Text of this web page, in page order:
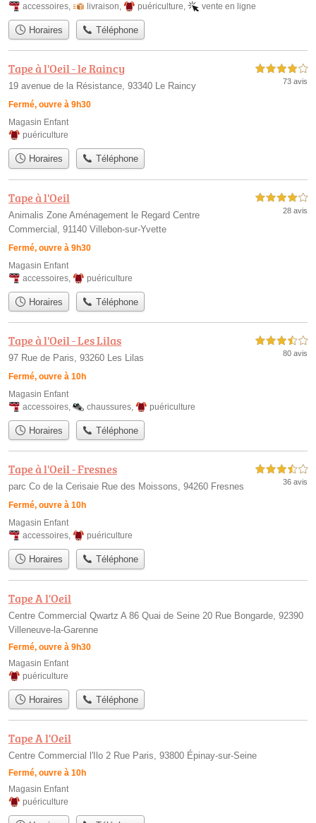
accessoires
livraison puériculture vente en ligne
Horaires Téléphone
Tape à l'Oeil - le Raincy
19 avenue de la Résistance, 93340 Le Raincy
Fermé, ouvre à 9h30
4,0 étoiles sur 5
73 avis
Magasin Enfant
puériculture
Horaires Téléphone
Tape à l'Oeil
Animalis Zone Aménagement le Regard Centre
Commercial, 91140 Villebon-sur-Yvette
Fermé, ouvre à 9h30
4,0 étoiles sur 5
28 avis
Magasin Enfant
accessoires
puériculture
Horaires Téléphone
Tape à l'Oeil - Les Lilas
97 Rue de Paris, 93260 Les Lilas
Fermé, ouvre à 10h
3,5 étoiles sur 5
80 avis
Magasin Enfant
accessoires, chaussures, puériculture
Horaires Téléphone
Tape à l'Oeil - Fresnes
parc Co de la Cerisaie Rue des Moissons, 94260 Fresnes
Fermé, ouvre à 10h
3,5 étoiles sur 5
36 avis
Magasin Enfant
accessoires, puériculture
Horaires Téléphone
Tape A l'Oeil
Centre Commercial Qwartz A 86 Quai de Seine 20 Rue Bongarde, 92390
Villeneuve-la-Garenne
Fermé, ouvre à 9h30
Magasin Enfant
puériculture
Horaires Téléphone
Tape A l'Oeil
Centre Commercial l'Ilo 2 Rue Paris, 93800 Épinay-sur-Seine
Fermé, ouvre à 10h
Magasin Enfant
puériculture